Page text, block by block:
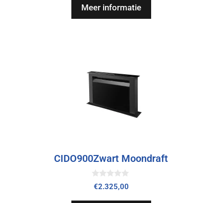
5
Meer informatie
CIDO900Zwart Moondraft
0
v
€2.325,00